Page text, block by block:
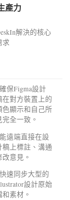
產力
解決的核心
求
保Figma設計
在對方裝置上的
色顯示和自己所
完全一致。
遠端直接在設
稿上標註、溝通
改意見。
速同步大型的
設計原始
和素材。